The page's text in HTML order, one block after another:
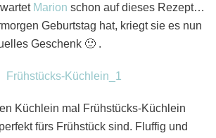
Marion schon auf dieses Rezept…
Geburtstag hat, kriegt sie es nun
Geschenk 🙂 .
Küchlein mal Frühstücks-Küchlein
fürs Frühstück sind. Fluffig und